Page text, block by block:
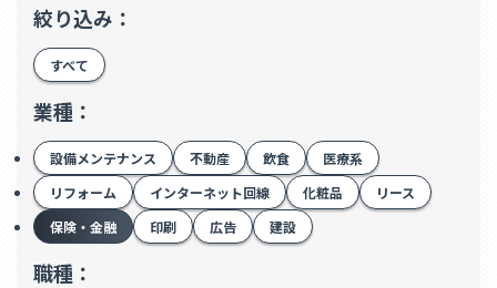
絞り込み：
すべて
業種：
設備メンテナンス 不動産 飲食
医療系
リフォーム
インターネット回線 化粧品
リース
保険・金融
印刷 広告 建設
職種：